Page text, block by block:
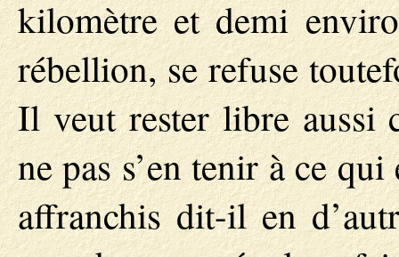
kilomètre et demi
rébellion, se refuse
Il veut rester libre aussi
ne pas s’en tenir à ce
affranchis dit-il en